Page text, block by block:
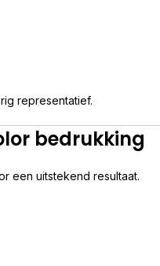
representatief.
bedrukking
een uitstekend resultaat.